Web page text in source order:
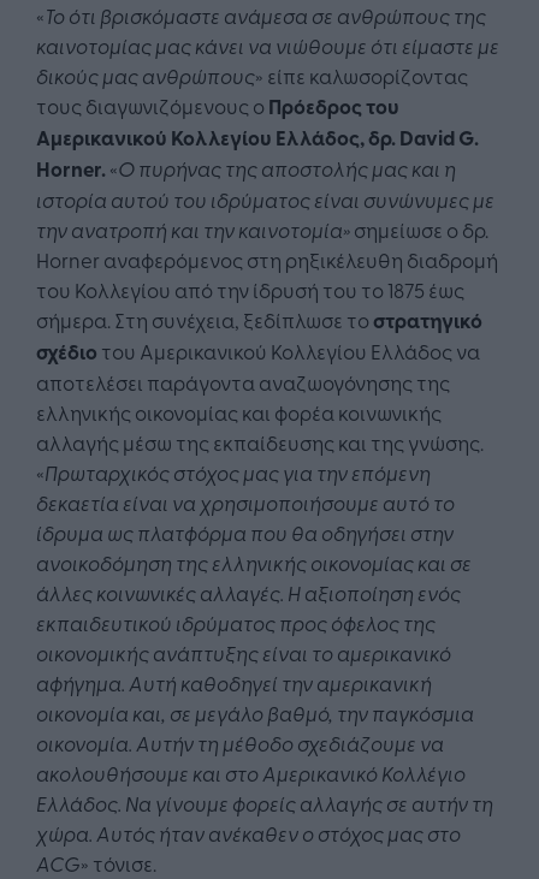
«Το ότι βρισκόμαστε ανάμεσα σε ανθρώπους της
καινοτομίας μας κάνει να νιώθουμε ότι είμαστε με
δικούς μας ανθρώπους» είπε καλωσορίζοντας
τους διαγωνιζόμενους ο Πρόεδρος του
Αμερικανικού Κολλεγίου Ελλάδος, δρ.DavidG.
Horner.«Ο πυρήνας της αποστολής μας και η
ιστορία αυτού του ιδρύματος είναι συνώνυμες με
την ανατροπή και την καινοτομία»σημείωσε ο δρ.
Horner αναφερόμενος στη ρηξικέλευθη διαδρομή
του Κολλεγίου από την ίδρυσή του το 1875 έως
σήμερα. Στη συνέχεια, ξεδίπλωσε τοστρατηγικό
σχέδιο του Αμερικανικού Κολλεγίου Ελλάδος να
αποτελέσει παράγοντα αναζωογόνησης της
ελληνικής οικονομίας και φορέα κοινωνικής
αλλαγής μέσω της εκπαίδευσης και της γνώσης.
«Πρωταρχικός στόχος μας για την επόμενη
δεκαετία είναι να χρησιμοποιήσουμε αυτό το
ίδρυμα ως πλατφόρμα που θα οδηγήσει στην
ανοικοδόμηση της ελληνικής οικονομίας και σε
άλλες κοινωνικές αλλαγές. Η αξιοποίηση ενός
εκπαιδευτικού ιδρύματος προς όφελος της
οικονομικής ανάπτυξης είναι το αμερικανικό
αφήγημα. Αυτή καθοδηγεί την αμερικανική
οικονομία και, σε μεγάλο βαθμό, την παγκόσμια
οικονομία. Αυτήν τη μέθοδο σχεδιάζουμε να
ακολουθήσουμε και στο Αμερικανικό Κολλέγιο
Ελλάδος. Να γίνουμε φορείς αλλαγής σε αυτήν τη
χώρα. Αυτός ήταν ανέκαθεν ο στόχος μας στο
ACG» τόνισε.